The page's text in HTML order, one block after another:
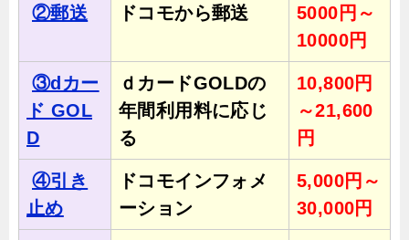
②郵送 ドコモから郵送
5000円～
10000円
③dカー
ド GOL
D
ｄカードGOLDの
年間利用料に応じ
る
10,800円
～21,600
円
④引き
止め
ドコモインフォメ
ーション
5,000円～
30,000円